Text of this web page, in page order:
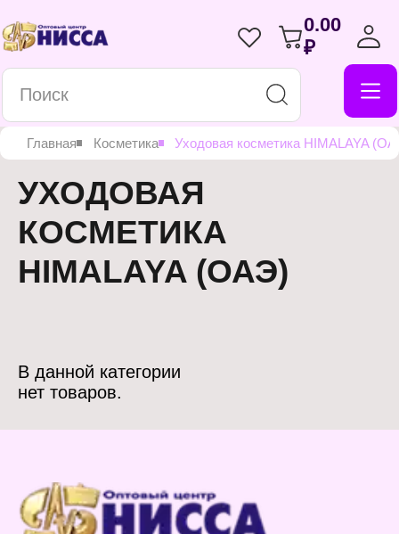
0.00
₽
Главная Косметика Уходовая косметика HIMALAYA
УХОДОВАЯ
КОСМЕТИКА
HIMALAYA (ОАЭ)
В данной категории
нет товаров.